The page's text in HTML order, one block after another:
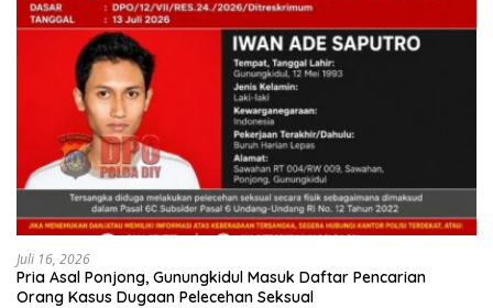
Juli 16, 2026
Pria Asal Ponjong, Gunungkidul Masuk Daftar Pencarian
Orang Kasus Dugaan Pelecehan Seksual